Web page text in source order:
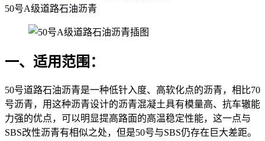
50号A级道路石油沥青
一、适用范围：
50号道路石油沥青是一种低针入度、高软化点的沥青，相比70
号沥青，用这种沥青设计的沥青混凝土具有模量高、抗车辙能
力强的优点，可以明显提高路面的高温稳定性能，这一点与
SBS改性沥青有相似之处，但是50号与SBS仍存在巨大差距。